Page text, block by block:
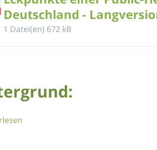
Deutschland -
1 Datei(en) 672 kB
Public Health ist ein